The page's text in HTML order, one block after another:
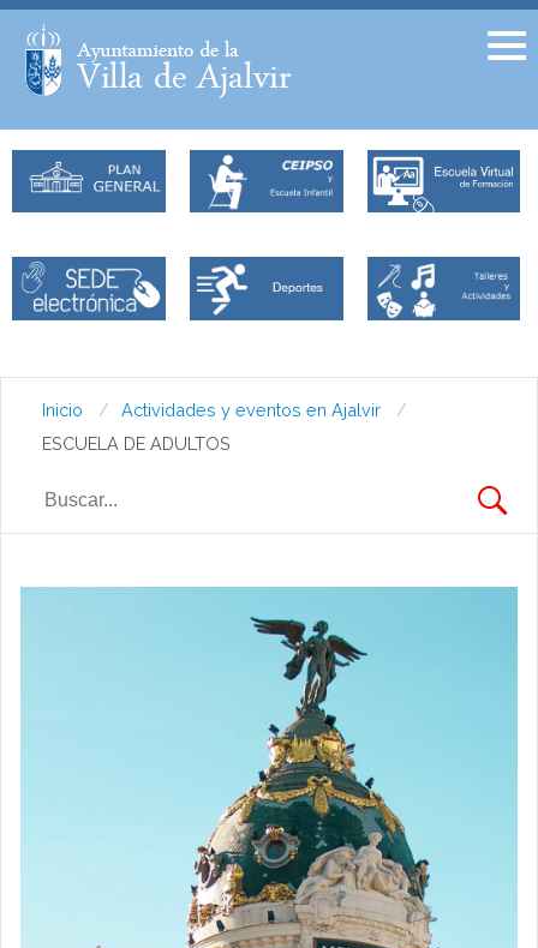
Facebook
Inicio
Actividades y eventos en Ajalvir
ESCUELA DE ADULTOS